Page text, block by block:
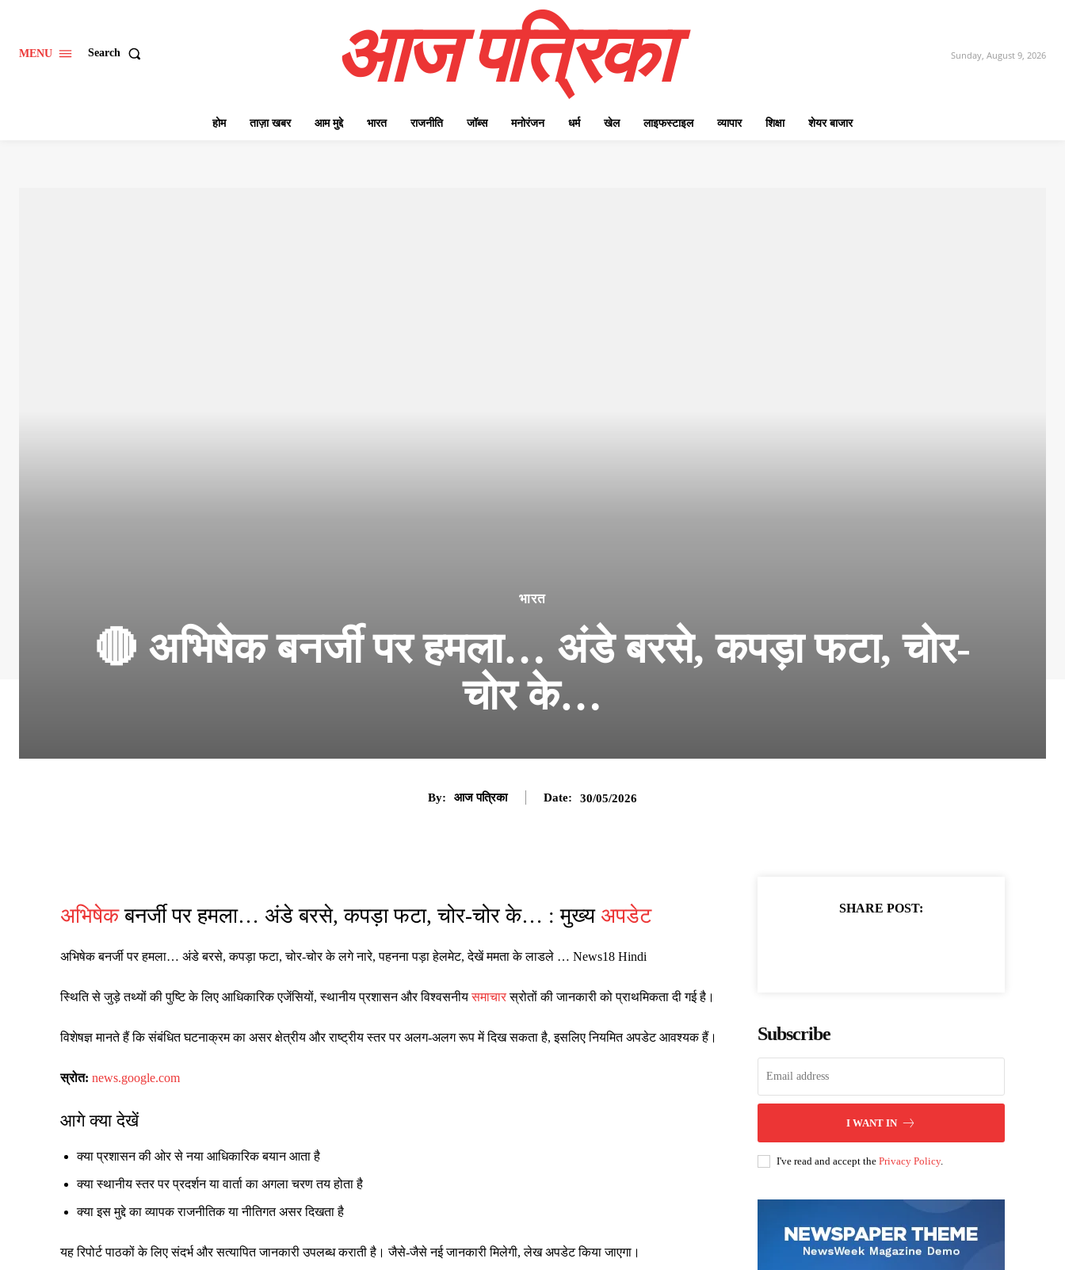
MENU Search आज पत्रिका Sunday, August 9, 2026
होम ताज़ा खबर आम मुद्दे भारत राजनीति जॉब्स मनोरंजन धर्म खेल लाइफस्टाइल व्यापार शिक्षा शेयर बाजार
भारत
🔴 अभिषेक बनर्जी पर हमला… अंडे बरसे, कपड़ा फटा, चोर-
चोर के…
By: आज पत्रिका Date: 30/05/2026
अभिषेकबनर्जी पर हमला… अंडे बरसे, कपड़ा फटा, चोर-चोर के… : मुख्य अपडेट
अभिषेक बनर्जी पर हमला… अंडे बरसे, कपड़ा फटा, चोर-चोर के लगे नारे, पहनना पड़ा हेलमेट, देखें ममता के लाडले … News18 Hindi
स्थिति से जुड़े तथ्यों की पुष्टि के लिए आधिकारिक एजेंसियों, स्थानीय प्रशासन और विश्वसनीयसमाचारस्रोतों की जानकारी को प्राथमिकता दी गई है।
विशेषज्ञ मानते हैं कि संबंधित घटनाक्रम का असर क्षेत्रीय और राष्ट्रीय स्तर पर अलग-अलग रूप में दिख सकता है, इसलिए नियमित अपडेट आवश्यक हैं।
स्रोत: news.google.com
आगे क्या देखें
क्या प्रशासन की ओर से नया आधिकारिक बयान आता है
क्या स्थानीय स्तर पर प्रदर्शन या वार्ता का अगला चरण तय होता है
क्या इस मुद्दे का व्यापक राजनीतिक या नीतिगत असर दिखता है
यह रिपोर्ट पाठकों के लिए संदर्भ और सत्यापित जानकारी उपलब्ध कराती है। जैसे-जैसे नई जानकारी मिलेगी, लेख अपडेट किया जाएगा।
SHARE POST:
Subscribe
I WANT IN
I've read and accept thePrivacy Policy.